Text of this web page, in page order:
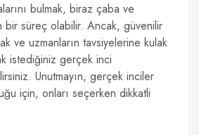
bulmak, biraz çaba ve
bir süreç olabilir. Ancak, güvenilir
ve uzmanların tavsiyelerine kulak
istediğiniz gerçek inci
Unutmayın, gerçek inciler
için, onları seçerken dikkatli